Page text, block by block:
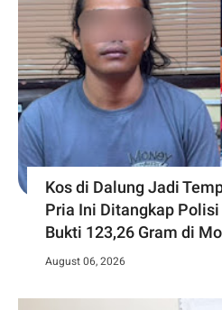
Kos di Dalung Jadi
Pria Ini Ditangkap
Bukti 123,26 Gram di
August 06, 2026